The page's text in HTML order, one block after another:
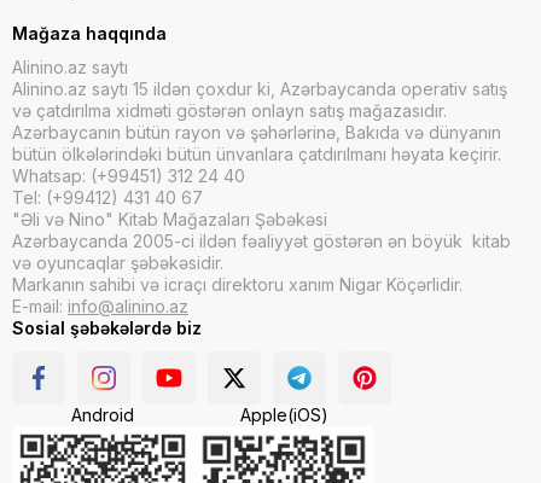
Mağaza haqqında
Alinino.az saytı
Alinino.az saytı 15 ildən çoxdur ki, Azərbaycanda operativ satış
və çatdırılma xidməti göstərən onlayn satış mağazasıdır.
Azərbaycanın bütün rayon və şəhərlərinə, Bakıda və dünyanın
bütün ölkələrindəki bütün ünvanlara çatdırılmanı həyata keçirir.
Whatsap: (+99451) 312 24 40
Tel: (+99412) 431 40 67
"Əli və Nino" Kitab Mağazaları Şəbəkəsi
Azərbaycanda 2005-ci ildən fəaliyyət göstərən ən böyük kitab
və oyuncaqlar şəbəkəsidir.
Markanın sahibi və icraçı direktoru xanım Nigar Köçərlidir.
E-mail: info@alinino.az
Sosial şəbəkələrdə biz
Android Apple(iOS)